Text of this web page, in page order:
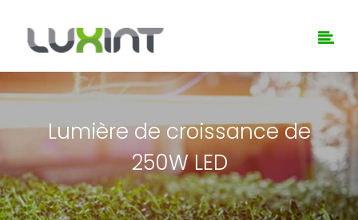
Lumière de croissance de
250W LED